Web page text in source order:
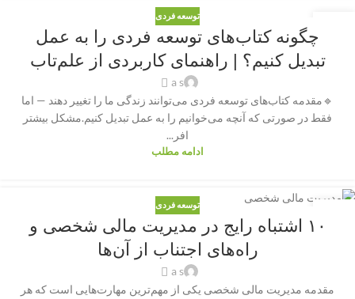
توسعه فردی
چگونه کتاب‌های توسعه فردی را به عمل
تبدیل کنیم؟ | راهنمای کاربردی از علم‌تاب
a s
🔹مقدمه کتاب‌های توسعه فردی می‌توانند زندگی ما را تغییر دهند — اما
فقط در صورتی که آنچه می‌خوانیم را به عمل تبدیل کنیم.مشکل بیشتر
افر...
ادامه مطلب
توسعه فردی
۱۰ اشتباه رایج در مدیریت مالی شخصی و
راه‌های اجتناب از آن‌ها
a s
مقدمه مدیریت مالی شخصی یکی از مهم‌ترین مهارت‌هایی است که هر